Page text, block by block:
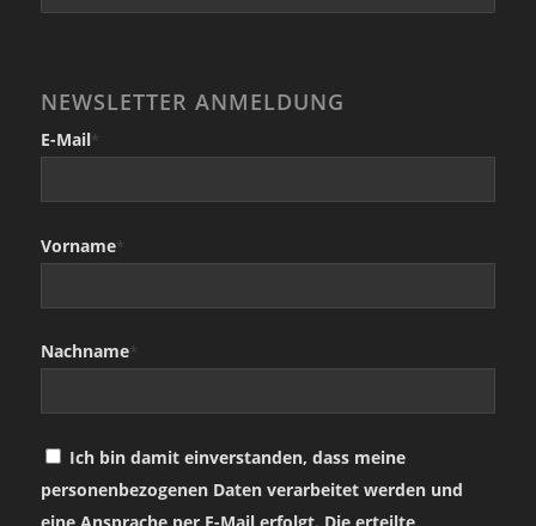
NEWSLETTER ANMELDUNG
E-Mail*
Vorname*
Nachname*
Ich bin damit einverstanden, dass meine
personenbezogenen Daten verarbeitet werden und
eine Ansprache per E-Mail erfolgt. Die erteilte